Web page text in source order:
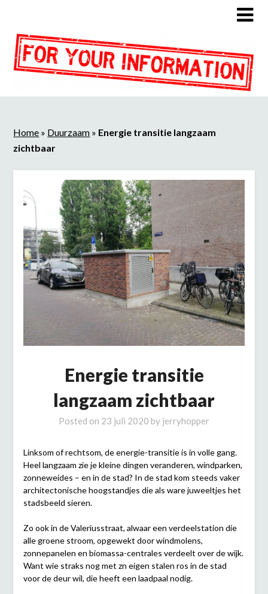
Home » Duurzaam » Energie transitie langzaam
zichtbaar
Energie transitie
langzaam zichtbaar
Posted on 23 juli 2020 by jerryhopper
Linksom of rechtsom, de energie-transitie is in volle gang.
Heel langzaam zie je kleine dingen veranderen, windparken,
zonneweides – en in de stad? In de stad kom steeds vaker
architectonische hoogstandjes die als ware juweeltjes het
stadsbeeld sieren.
Zo ook in de Valeriusstraat, alwaar een verdeelstation die
alle groene stroom, opgewekt door windmolens,
zonnepanelen en biomassa-centrales verdeelt over de wijk.
Want wie straks nog met zn eigen stalen ros in de stad
voor de deur wil, die heeft een laadpaal nodig.